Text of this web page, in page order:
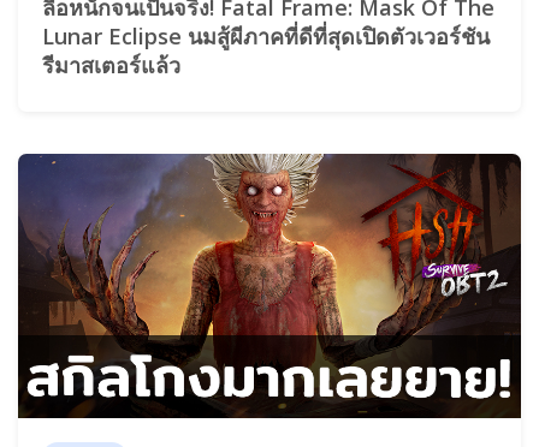
ลือหนักจนเป็นจริง! Fatal Frame: Mask Of The
Lunar Eclipse นมสู้ผีภาคที่ดีที่สุดเปิดตัวเวอร์ชัน
รีมาสเตอร์แล้ว